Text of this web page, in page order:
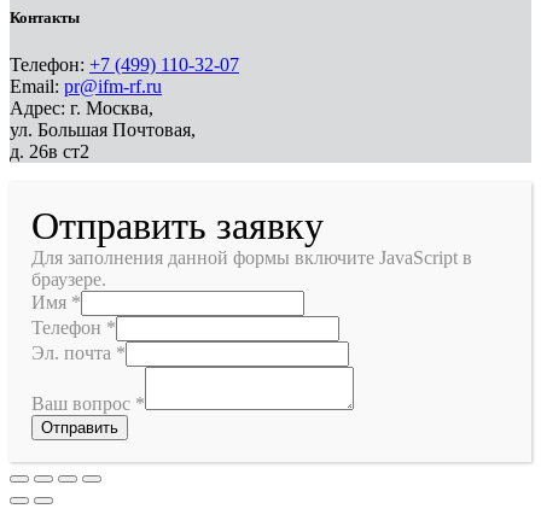
Контакты
Телефон: +7 (499) 110-32-07
Email: pr@ifm-rf.ru
Адрес: г. Москва,
ул. Большая Почтовая,
д. 26в ст2
Отправить заявку
Для заполнения данной формы включите JavaScript в
браузере.
Имя *
Телефон *
Эл. почта *
Ваш вопрос *
Отправить